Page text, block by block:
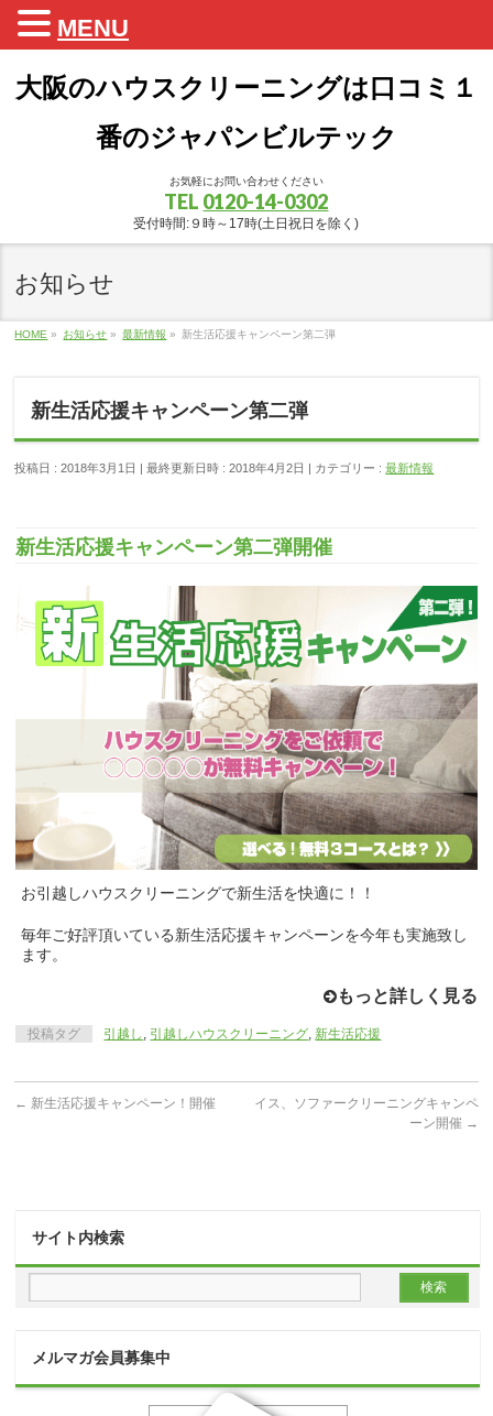
大阪のハウスクリーニングは口コミ１
番のジャパンビルテック
お気軽にお問い合わせください
TEL 0120-14-0302
受付時間:９時～17時(土日祝日を除く)
お知らせ
HOME » お知らせ » 最新情報 » 新生活応援キャンペーン第二弾
新生活応援キャンペーン第二弾
投稿日 : 2018年3月1日 最終更新日時 : 2018年4月2日 カテゴリー :最新情報
新生活応援キャンペーン第二弾開催
お引越しハウスクリーニングで新生活を快適に！！
毎年ご好評頂いている新生活応援キャンペーンを今年も実施致し
ます。
もっと詳しく見る
投稿タグ 引越し , 引越しハウスクリーニング, 新生活応援
← 新生活応援キャンペーン！開催
イス、ソファークリーニングキャンペ
ーン開催 →
サイト内検索
メルマガ会員募集中
MENU